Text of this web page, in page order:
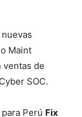
Maint
ventas de
SOC.
Perú Fix